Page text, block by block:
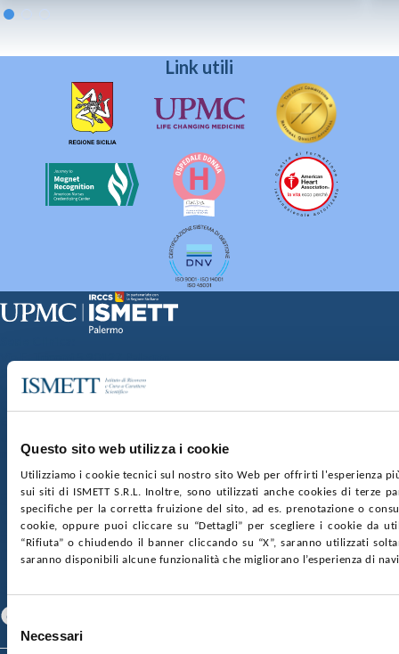
Questo sito web utilizza i cookie
Utilizziamo i cookie tecnici sul nostro sito Web per offrirti l'esperienza
sui siti di ISMETT S.R.L. Inoltre, sono utilizzati anche cookies di terze
specifiche per la corretta fruizione del sito, ad es. prenotazione o
cookie, oppure puoi cliccare su “Dettagli” per scegliere i cookie da
“Rifiuta” o chiudendo il banner cliccando su “X”, saranno utilizzati
saranno disponibili alcune funzionalità che migliorano l’esperienza di
Selezione
delNecessari
Link utili
Via Discesa dei Giudici 4 90133 Palermo
nr. REA PA-201818 P.I. 04544550827
SOCIETÀ TRASPARENTE WHISTLEBLOWING
GARE E CONTRATTIPRIVACYCOOKIE POLICY
SOSTIENICIMAPPA DEL SITOACCESSIBILITÀ
CONTATTI